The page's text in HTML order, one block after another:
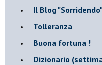
Il Blog
Tolleranza
Buona fortuna !
​Dizionario